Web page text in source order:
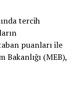
tercih
puanları ile
(MEB),